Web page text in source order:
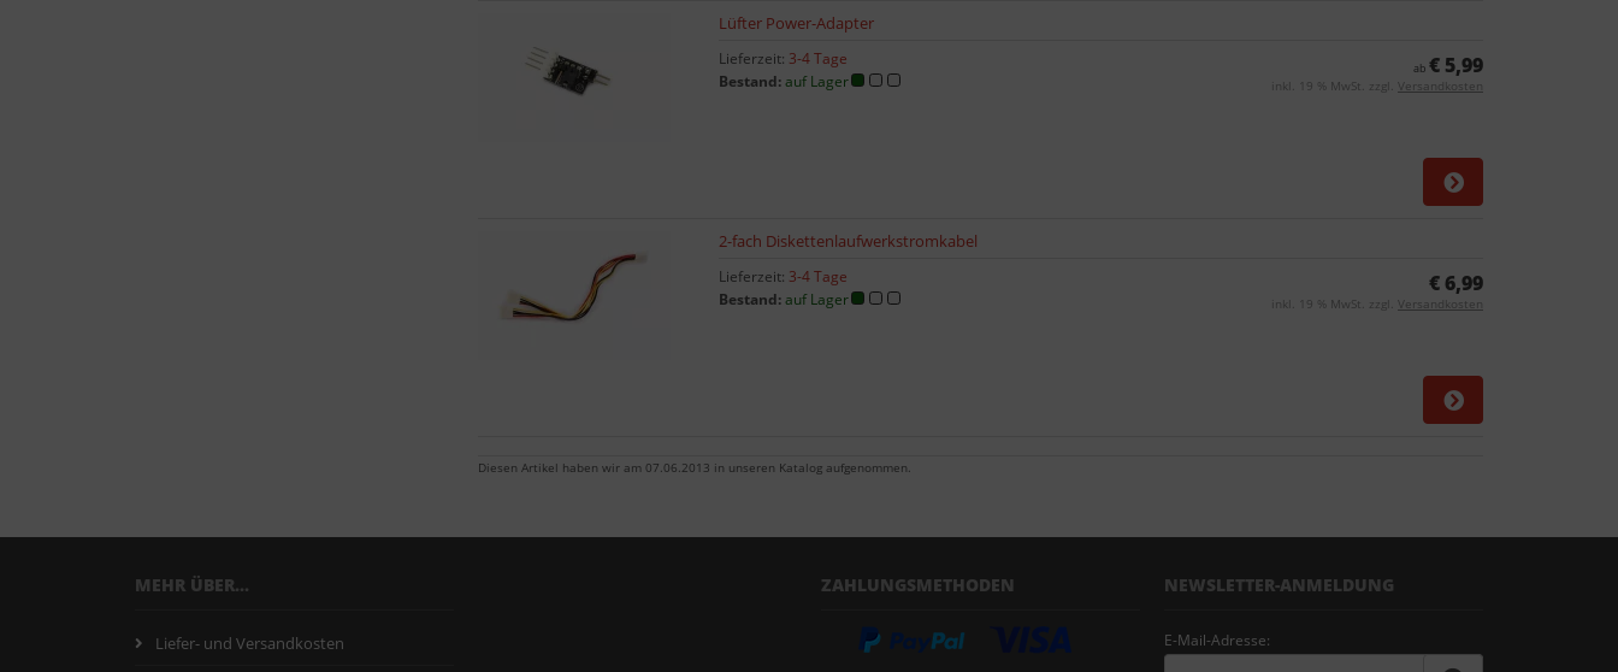
Lüfter Power-Adapter
Lieferzeit: 3-4 Tage
Bestand:auf Lager
ab € 5,99
inkl. 19 % MwSt. zzgl. Versandkosten
2-fach Diskettenlaufwerkstromkabel
Lieferzeit: 3-4 Tage
Bestand:auf Lager
€ 6,99
inkl. 19 % MwSt. zzgl. Versandkosten
Diesen Artikel haben wir am 07.06.2013 in unseren Katalog aufgenommen.
MEHR ÜBER...
Liefer- und Versandkosten
ZAHLUNGSMETHODEN NEWSLETTER-ANMELDUNG
E-Mail-Adresse: